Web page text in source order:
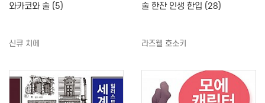
와카코와 술 (5)
신큐 치에
술 한잔 인생 한입 (28)
라즈웰 호소키